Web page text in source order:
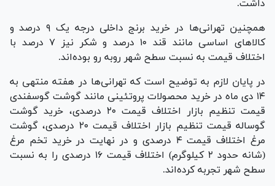
داشت.
همچنین تهرانی‌ها در خرید برنج داخلی درجه یک ۹ درصد و
کالا‌های اساسی مانند قند ۱۰ درصد و شکر نیز ۷ درصد با
اختلاف قیمت به نسبت سطح شهر روبه رو بوده‌اند.
در پایان لازم به توضیح است که تهرانی‌ها در هفته منتهی به
۱۴ دی ماه در خرید محصولات پروتئینی مانند گوشت گوسفندی
قیمت تنظیم بازار اختلاف قیمت ۲۰ درصدی، خرید گوشت
گوساله قیمت تنظیم بازار اختلاف قیمت ۲۰ درصدی، گوشت
مرغ اختلاف قیمت ۴ درصدی و در نهایت در خرید تخم مرغ
(شانه حدود ۲ کیلوگرم) اختلاف قیمت ۱۶ درصدی را به نسبت
سطح شهر تجربه کرده‌اند.